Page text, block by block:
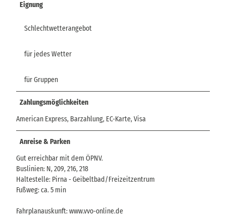
Eignung
Schlechtwetterangebot
für jedes Wetter
für Gruppen
Zahlungsmöglichkeiten
American Express, Barzahlung, EC-Karte, Visa
Anreise & Parken
Gut erreichbar mit dem ÖPNV.
Buslinien: N, 209, 216, 218
Haltestelle: Pirna - Geibeltbad/Freizeitzentrum
Fußweg: ca. 5 min
Fahrplanauskunft: www.vvo-online.de